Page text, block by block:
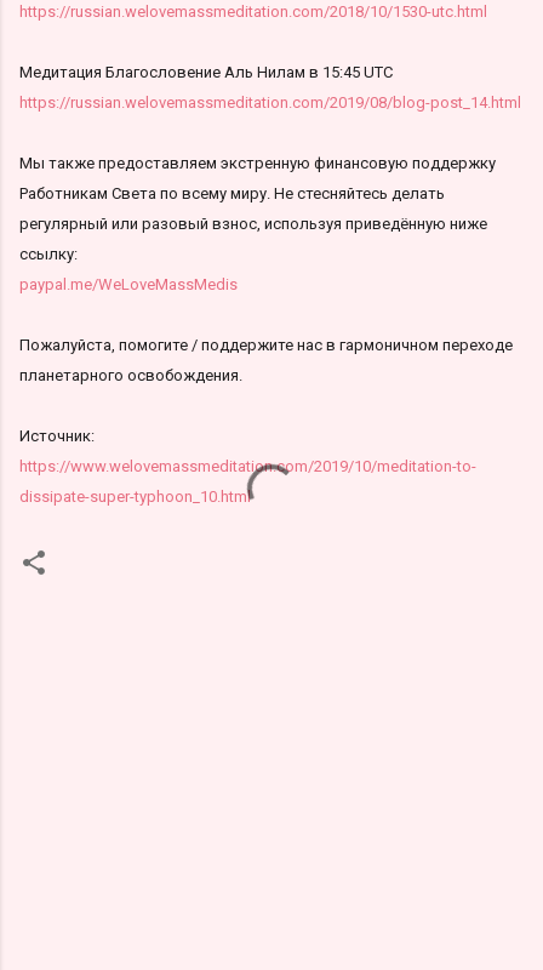
https://russian.welovemassmeditation.com/2018/10/1530-utc.html
Медитация Благословение Аль Нилам в 15:45 UTC
https://russian.welovemassmeditation.com/2019/08/blog-post_14.html
Мы также предоставляем экстренную финансовую поддержку
Работникам Света по всему миру. Не стесняйтесь делать
регулярный или разовый взнос, используя приведённую ниже
ссылку:
paypal.me/WeLoveMassMedis
Пожалуйста, помогите / поддержите нас в гармоничном переходе
планетарного освобождения.
Источник:
https://www.welovemassmeditation.com/2019/10/meditation-to-
dissipate-super-typhoon_10.html